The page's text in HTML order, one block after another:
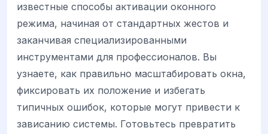
известные способы активации оконного
режима, начиная от стандартных жестов и
заканчивая специализированными
инструментами для профессионалов. Вы
узнаете, как правильно масштабировать окна,
фиксировать их положение и избегать
типичных ошибок, которые могут привести к
зависанию системы. Готовьтесь превратить